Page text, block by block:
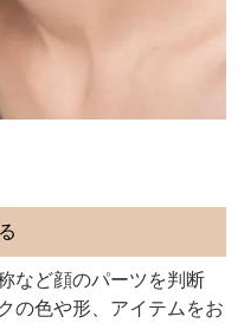
など顔のパーツを判断
の色や形、アイテムをお